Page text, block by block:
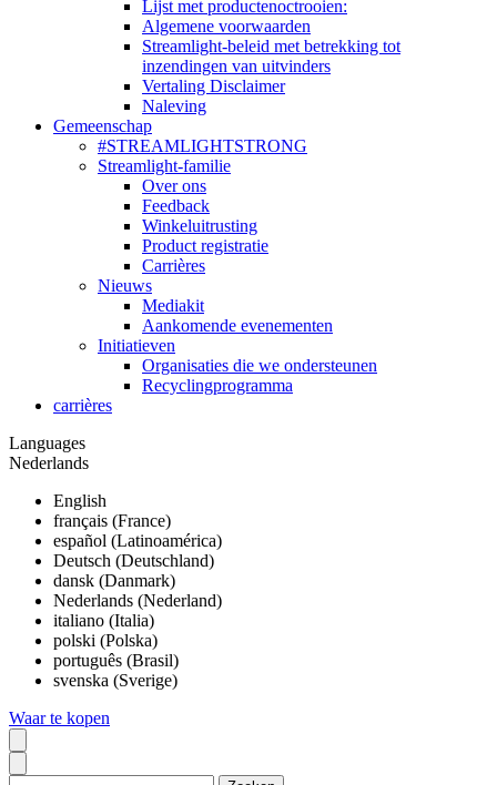
Lijst met productenoctrooien:
Algemene voorwaarden
Streamlight-beleid met betrekking tot
inzendingen van uitvinders
Vertaling Disclaimer
Naleving
Gemeenschap
#STREAMLIGHTSTRONG
Streamlight-familie
Over ons
Feedback
Winkeluitrusting
Product registratie
Carrières
Nieuws
Mediakit
Aankomende evenementen
Initiatieven
Organisaties die we ondersteunen
Recyclingprogramma
carrières
Languages
Nederlands
English
français (France)
español (Latinoamérica)
Deutsch (Deutschland)
dansk (Danmark)
Nederlands (Nederland)
italiano (Italia)
polski (Polska)
português (Brasil)
svenska (Sverige)
Waar te kopen